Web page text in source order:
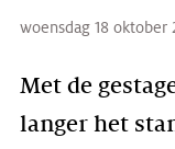
woensdag 18 oktober
Met de
langer het